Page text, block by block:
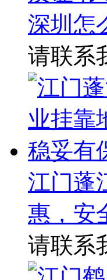
深圳怎
请联系
江门蓬
惠，安
请联系